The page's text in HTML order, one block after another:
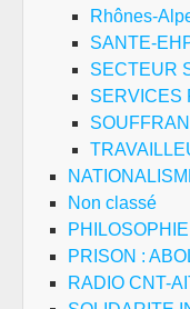
Rhônes-
SANTE-
SECTEUR
SERVICES
Non classé
PHILOSOPHIE
PRISON :
RADIO CNT-